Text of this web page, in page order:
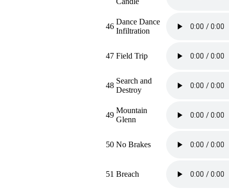
46
Dance Dance
Infiltration
47 Field Trip
48
Search and
Destroy
49
Mountain
Glenn
50 No Brakes
51 Breach